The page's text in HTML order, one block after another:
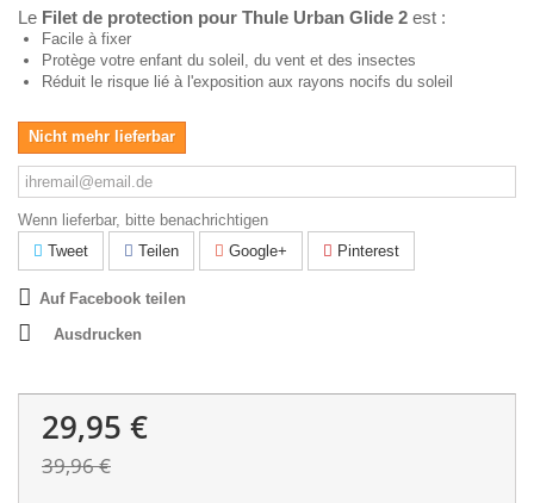
Le Filet de protection pour Thule Urban Glide 2 est :
Facile à fixer
Protège votre enfant du soleil, du vent et des insectes
Réduit le risque lié à l'exposition aux rayons nocifs du soleil
Nicht mehr lieferbar
Wenn lieferbar, bitte benachrichtigen
Tweet
Teilen Google+ Pinterest
Auf Facebook teilen
Ausdrucken
29,95 €
39,96 €